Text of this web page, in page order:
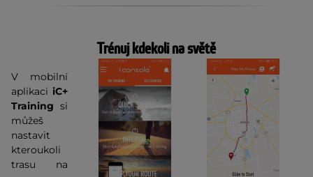
Trénuj kdekoli na světě
V mobilní
aplikaci iC+
Training si
můžeš
nastavit
kteroukoli
trasu na